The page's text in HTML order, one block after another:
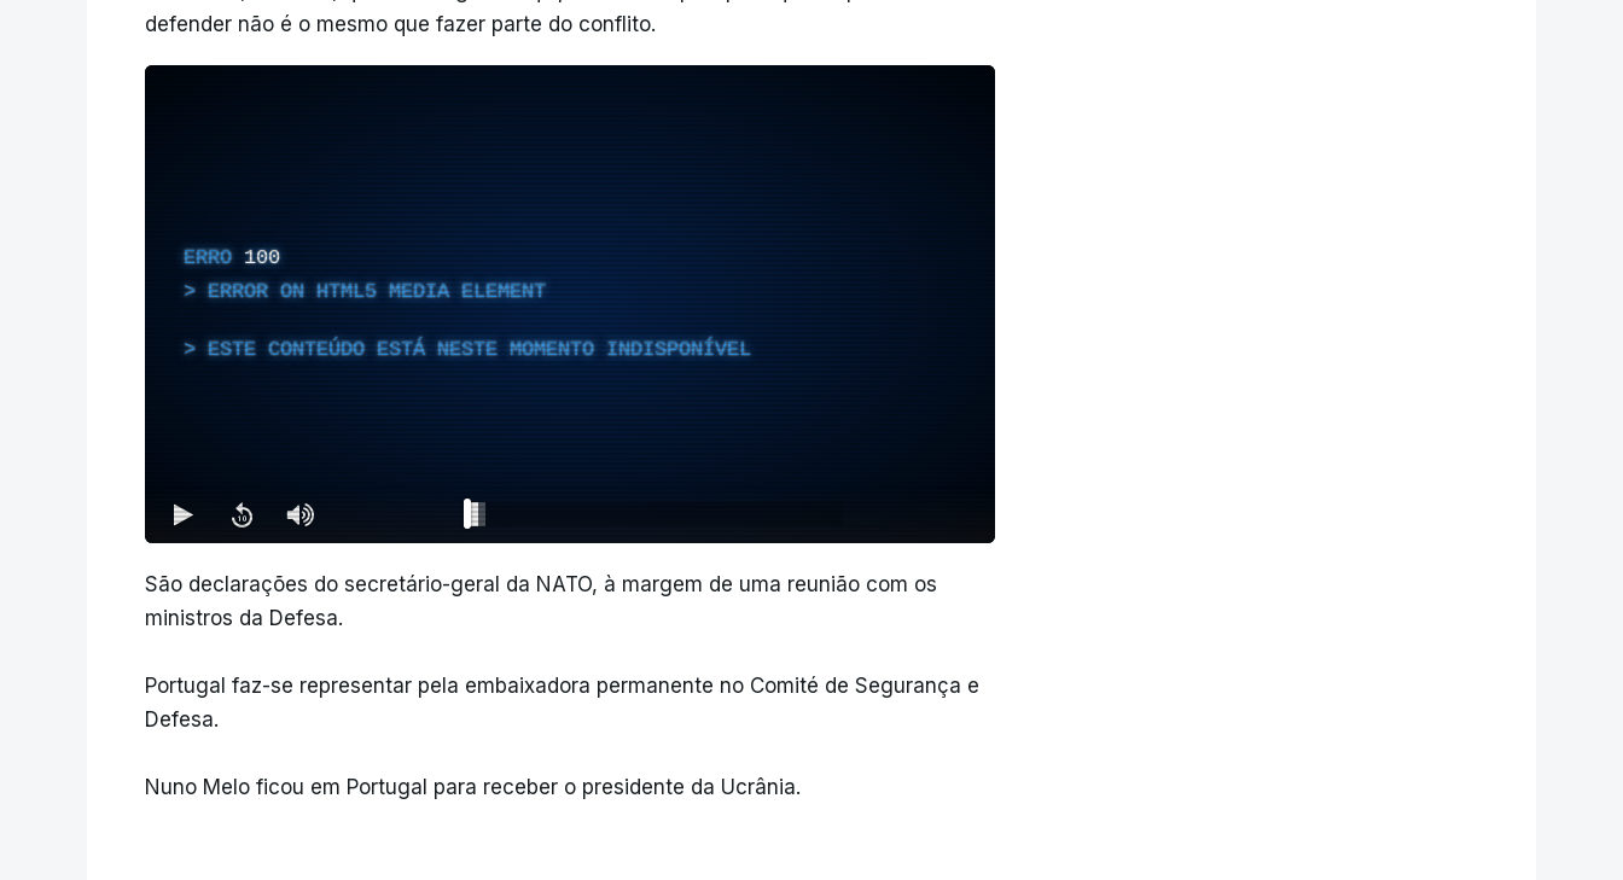
defender não é o mesmo que fazer parte do conflito.
ERRO 100
ERROR ON HTML5 MEDIA ELEMENT
ESTE CONTEÚDO ESTÁ NESTE MOMENTO INDISPONÍVEL
São declarações do secretário-geral da NATO, à margem de uma reunião com os
ministros da Defesa.
Portugal faz-se representar pela embaixadora permanente no Comité de Segurança e
Defesa.
Nuno Melo ficou em Portugal para receber o presidente da Ucrânia.